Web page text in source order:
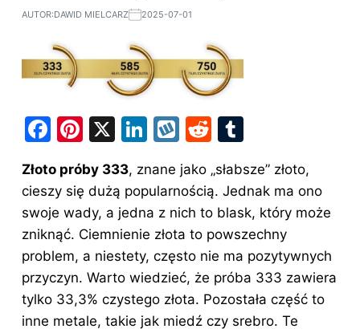
AUTOR:DAWID MIELCARZ 2025-07-01
F
c
e
b
o
o
k
Pi
er
e
st
X
Li
k
e
dI
n
W
k
o
p
R
d
di
t
m
bl
r
Złoto próby 333, znane jako „słabsze” złoto,
cieszy się dużą popularnością. Jednak ma ono
swoje wady, a jedna z nich to blask, który może
zniknąć. Ciemnienie złota to powszechny
problem, a niestety, często nie ma pozytywnych
przyczyn. Warto wiedzieć, że próba 333 zawiera
tylko 33,3% czystego złota. Pozostała część to
inne metale, takie jak miedź czy srebro. Te